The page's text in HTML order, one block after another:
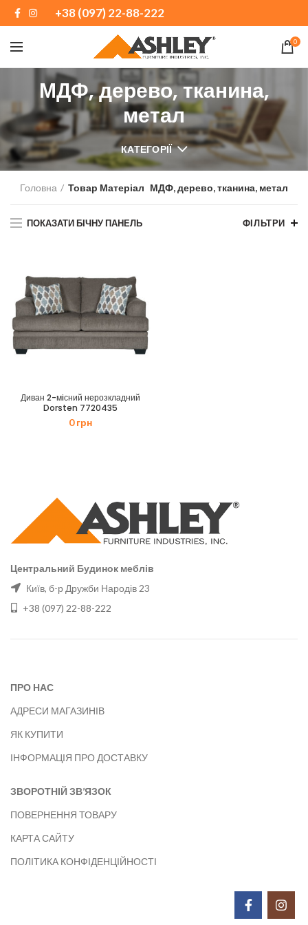
+38 (097) 22-88-222
0
МДФ, дерево, тканина,
метал
КАТЕГОРІЇ
Головна Товар Матеріал МДФ, дерево, тканина, метал
ПОКАЗАТИ БІЧНУ ПАНЕЛЬ ФІЛЬТРИ
Диван 2-мiсний нерозкладний
Dorsten 7720435
0грн
Центральний Будинок меблів
Київ, б-р Дружби Народів 23
+38 (097) 22-88-222
ПРО НАС
АДРЕСИ МАГАЗИНІВ
ЯК КУПИТИ
ІНФОРМАЦІЯ ПРО ДОСТАВКУ
ЗВОРОТНІЙ ЗВ’ЯЗОК
ПОВЕРНЕННЯ ТОВАРУ
КАРТА САЙТУ
ПОЛІТИКА КОНФІДЕНЦІЙНОСТІ